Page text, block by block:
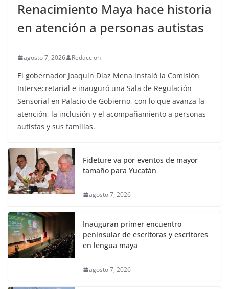
Renacimiento Maya hace historia
en atención a personas autistas
agosto 7, 2026 Redaccion
El gobernador Joaquín Díaz Mena instaló la Comisión
Intersecretarial e inauguró una Sala de Regulación
Sensorial en Palacio de Gobierno, con lo que avanza la
atención, la inclusión y el acompañamiento a personas
autistas y sus familias.
Fideture va por eventos de mayor
tamaño para Yucatán
agosto 7, 2026
Inauguran primer encuentro
peninsular de escritoras y escritores
en lengua maya
agosto 7, 2026